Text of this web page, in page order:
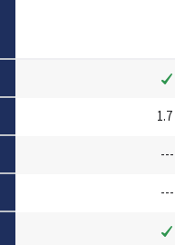
1.7
---
---